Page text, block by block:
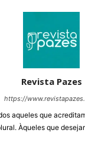
Revista Pazes
https://
aqueles que
Àqueles que